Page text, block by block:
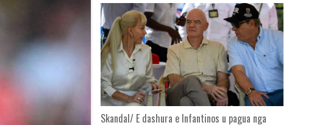
Skandal/ E dashura e Infantinos u pagua nga